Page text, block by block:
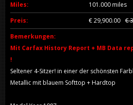
Miles:
101.000 miles
Preis:
€ 29,900.00
€
Bemerkungen:
Mit Carfax History Report + MB Data
!
Seltener 4-Sitzer! in einer der schönsten
Metallic mit blauem Softtop + Hardtop